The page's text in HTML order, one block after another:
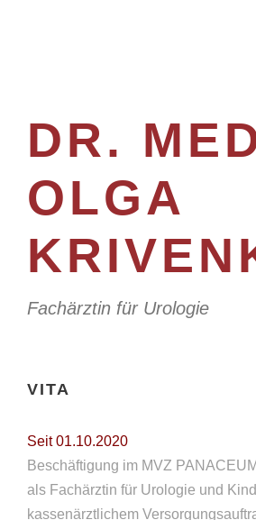
DR.
OLGA
Fachärztin für Urologie
VITA
Seit 01.10.2020
Beschäftigung im MVZ
als Fachärztin für Urologie und
kassenärztlichem